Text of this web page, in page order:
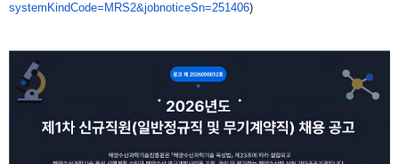
systemKindCode=MRS2&jobnoticeSn=251406)